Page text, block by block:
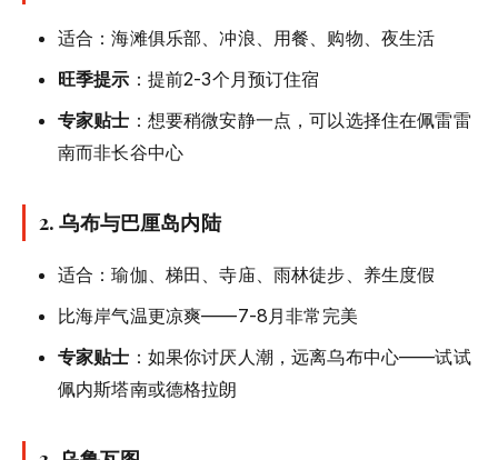
适合：海滩俱乐部、冲浪、用餐、购物、夜生活
旺季提示 ：提前2-3个月预订住宿
专家贴士 ：想要稍微安静一点，可以选择住在佩雷雷
南而非长谷中心
2.乌布与巴厘岛内陆
适合：瑜伽、梯田、寺庙、雨林徒步、养生度假
比海岸气温更凉爽——7-8月非常完美
专家贴士 ：如果你讨厌人潮，远离乌布中心——试试
佩内斯塔南或德格拉朗